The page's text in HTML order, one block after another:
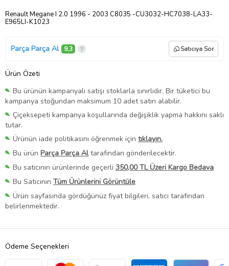
Renault Megane I 2.0 1996 - 2003 C8035 -CU3032-HC7038-LA33-
E965LI-K1023
Parça Parça Al 9,3 Satıcıya Sor
Ürün Özeti
Bu ürünün kampanyalı satışı stoklarla sınırlıdır. Bir tüketici bu
kampanya stoğundan maksimum 10 adet satın alabilir.
Çiçeksepeti kampanya koşullarında değişiklik yapma hakkını saklı
tutar.
Ürünün iade politikasını öğrenmek için tıklayın.
Bu ürün Parça Parça Altarafından gönderilecektir.
Bu satıcının ürünlerinde geçerli 350,00 TL Üzeri Kargo Bedava
Bu Satıcının Tüm Ürünlerini Görüntüle
Ürün sayfasında gördüğünüz fiyat bilgileri, satıcı tarafından
belirlenmektedir.
Ödeme Seçenekleri